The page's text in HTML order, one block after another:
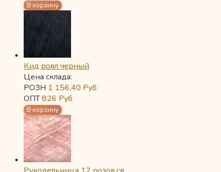
Кид роял черный
Цена склада:
РОЗН 1 156,40 Руб
ОПТ826 Руб